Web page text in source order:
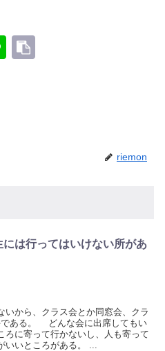
riemon
には行ってはいけない所があ
から、クラス会とか同窓会、クラ
である。 どんな会に出席してもい
ろに寄って行かないし、人も寄って
いいところがある。 ...